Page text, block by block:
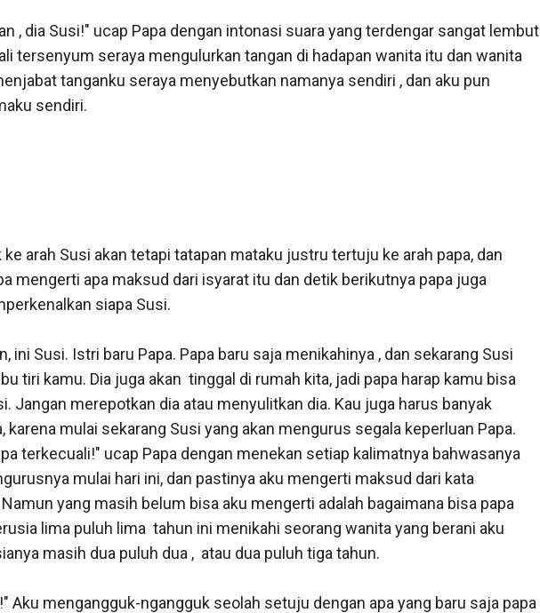
, dia Susi!" ucap Papa dengan intonasi suara yang terdengar sangat lembut
tersenyum seraya mengulurkan tangan di hadapan wanita itu dan wanita
tanganku seraya menyebutkan namanya sendiri , dan aku pun
sendiri.
arah Susi akan tetapi tatapan mataku justru tertuju ke arah papa, dan
mengerti apa maksud dari isyarat itu dan detik berikutnya papa juga
siapa Susi.
ini Susi. Istri baru Papa. Papa baru saja menikahinya , dan sekarang Susi
tiri kamu. Dia juga akan  tinggal di rumah kita, jadi papa harap kamu bisa
Jangan merepotkan dia atau menyulitkan dia. Kau juga harus banyak
karena mulai sekarang Susi yang akan mengurus segala keperluan Papa.
terkecuali!" ucap Papa dengan menekan setiap kalimatnya bahwasanya
mulai hari ini, dan pastinya aku mengerti maksud dari kata
yang masih belum bisa aku mengerti adalah bagaimana bisa papa
lima puluh lima  tahun ini menikahi seorang wanita yang berani aku
masih dua puluh dua ,  atau dua puluh tiga tahun.
Aku mengangguk-ngangguk seolah setuju dengan apa yang baru saja papa